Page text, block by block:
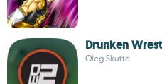
Drunken
Oleg Skutte